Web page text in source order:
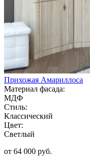
Прихожая Амариллоса
Материал фасада:
МДФ
Стиль:
Классический
Цвет:
Светлый
от 64 000 руб.